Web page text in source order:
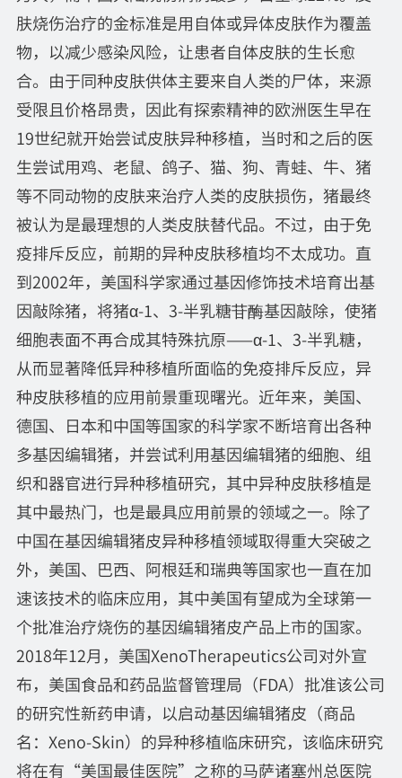
肤烧伤治疗的金标准是用自体或异体皮肤作为覆盖
物，以减少感染风险，让患者自体皮肤的生长愈
合。由于同种皮肤供体主要来自人类的尸体，来源
受限且价格昂贵，因此有探索精神的欧洲医生早在
19世纪就开始尝试皮肤异种移植，当时和之后的医
生尝试用鸡、老鼠、鸽子、猫、狗、青蛙、牛、猪
等不同动物的皮肤来治疗人类的皮肤损伤，猪最终
被认为是最理想的人类皮肤替代品。不过，由于免
疫排斥反应，前期的异种皮肤移植均不太成功。直
到2002年，美国科学家通过基因修饰技术培育出基
因敲除猪，将猪α-1、3-半乳糖苷酶基因敲除，使猪
细胞表面不再合成其特殊抗原——α-1、3-半乳糖，
从而显著降低异种移植所面临的免疫排斥反应，异
种皮肤移植的应用前景重现曙光。近年来，美国、
德国、日本和中国等国家的科学家不断培育出各种
多基因编辑猪，并尝试利用基因编辑猪的细胞、组
织和器官进行异种移植研究，其中异种皮肤移植是
其中最热门，也是最具应用前景的领域之一。除了
中国在基因编辑猪皮异种移植领域取得重大突破之
外，美国、巴西、阿根廷和瑞典等国家也一直在加
速该技术的临床应用，其中美国有望成为全球第一
个批准治疗烧伤的基因编辑猪皮产品上市的国家。
2018年12月，美国XenoTherapeutics公司对外宣
布，美国食品和药品监督管理局（FDA）批准该公司
的研究性新药申请，以启动基因编辑猪皮（商品
名：Xeno-Skin）的异种移植临床研究，该临床研究
将在有“美国最佳医院”之称的马萨诸塞州总医院